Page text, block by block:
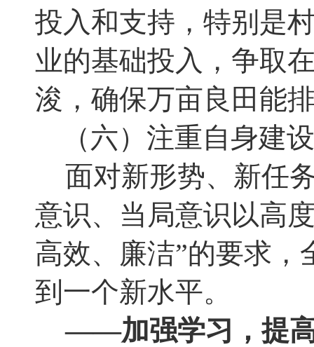
投入和支持，特别是
业的基础投入，争取
浚，确保万亩良田能
（六）注重自身建
面对新形势、新任
意识、当局意识以高
高效、廉洁”的要求 ，
到一个新水平。
——加强学习 ，提